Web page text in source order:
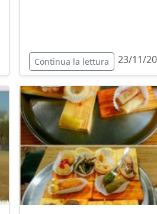
Continua la lettura 23/11/